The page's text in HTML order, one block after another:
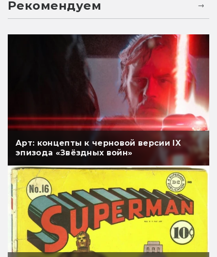
Рекомендуем
Арт: концепты к черновой версии IX
эпизода «Звёздных войн»